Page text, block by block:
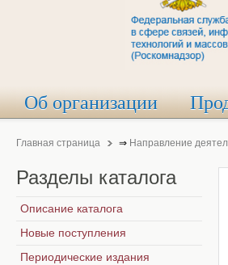
Об организации
Главная страница ⇒ Направление
Разделы каталога
Описание каталога
Новые поступления
Периодические издания